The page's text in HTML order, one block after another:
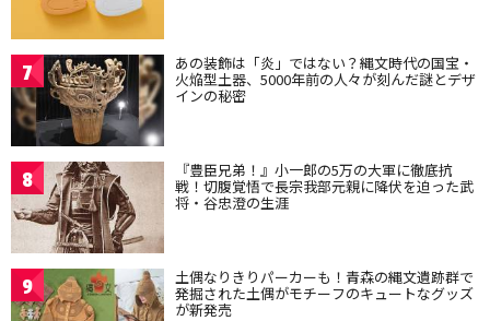
7 あの装飾は「炎」ではない？縄文時代の国宝・
火焔型土器、5000年前の人々が刻んだ謎とデザ
インの秘密
8 『豊臣兄弟！』小一郎の5万の大軍に徹底抗
戦！切腹覚悟で長宗我部元親に降伏を迫った武
将・谷忠澄の生涯
9 土偶なりきりパーカーも！青森の縄文遺跡群で
発掘された土偶がモチーフのキュートなグッズ
が新発売